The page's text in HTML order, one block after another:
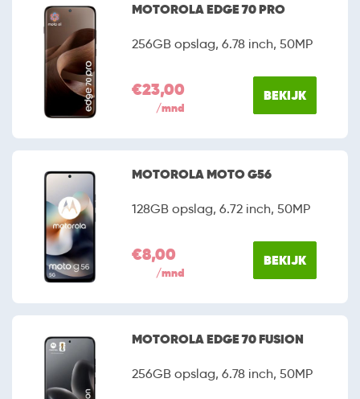
MOTOROLA EDGE 70 PRO
256GB opslag, 6.78 inch, 50MP
€23,00
/mnd
BEKIJK
MOTOROLA MOTO G56
128GB opslag, 6.72 inch, 50MP
€8,00
/mnd
BEKIJK
MOTOROLA EDGE 70 FUSION
256GB opslag, 6.78 inch, 50MP